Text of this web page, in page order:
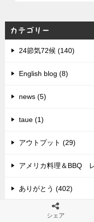
カテゴリー
24節気72候 (140)
English blog (8)
news (5)
taue (1)
アウトプット (29)
アメリカ料理＆BBQ
ありがとう (402)
イノシシに負けないた
シェア